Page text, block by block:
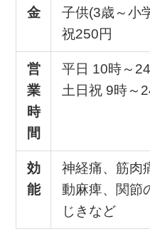
金
子供(3歳～小
祝250円
営
業
時
間
平日 10時～
土日祝 9時～
効
能
神経痛、筋肉
動麻痺、関節
じきなど